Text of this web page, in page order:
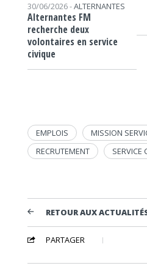
30/06/2026 -ALTERNANTES
Alternantes FM
recherche deux
volontaires en service
civique
EMPLOIS
MISSION
RECRUTEMENT
SERVICE
RETOUR AUX
PARTAGER